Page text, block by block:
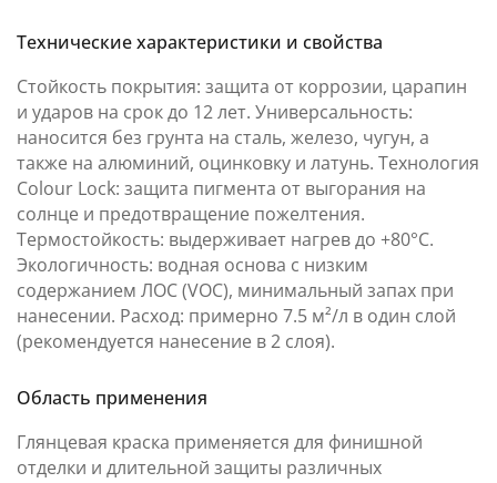
Технические характеристики и свойства
Стойкость покрытия: защита от коррозии, царапин
и ударов на срок до 12 лет. Универсальность:
наносится без грунта на сталь, железо, чугун, а
также на алюминий, оцинковку и латунь. Технология
Colour Lock: защита пигмента от выгорания на
солнце и предотвращение пожелтения.
Термостойкость: выдерживает нагрев до +80°C.
Экологичность: водная основа с низким
содержанием ЛОС (VOC), минимальный запах при
нанесении. Расход: примерно 7.5 м²/л в один слой
(рекомендуется нанесение в 2 слоя).
Область применения
Глянцевая краска применяется для финишной
отделки и длительной защиты различных